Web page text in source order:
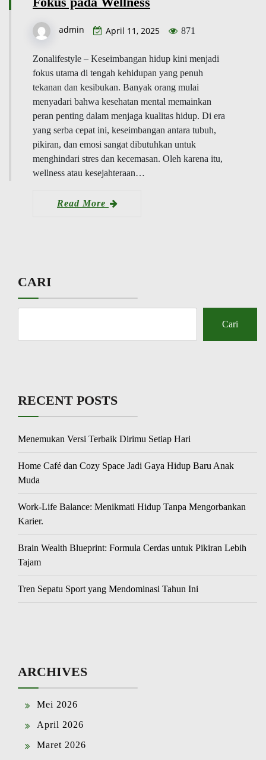
admin April 11, 2025 871
Zonalifestyle – Keseimbangan hidup kini menjadi
fokus utama di tengah kehidupan yang penuh
tekanan dan kesibukan. Banyak orang mulai
menyadari bahwa kesehatan mental memainkan
peran penting dalam menjaga kualitas hidup. Di era
yang serba cepat ini, keseimbangan antara tubuh,
pikiran, dan emosi sangat dibutuhkan untuk
menghindari stres dan kecemasan. Oleh karena itu,
wellness atau kesejahteraan…
Read More
CARI
Cari
RECENT POSTS
Menemukan Versi Terbaik Dirimu Setiap Hari
Home Café dan Cozy Space Jadi Gaya Hidup Baru Anak
Muda
Work-Life Balance: Menikmati Hidup Tanpa Mengorbankan
Karier.
Brain Wealth Blueprint: Formula Cerdas untuk Pikiran Lebih
Tajam
Tren Sepatu Sport yang Mendominasi Tahun Ini
ARCHIVES
Mei 2026
April 2026
Maret 2026